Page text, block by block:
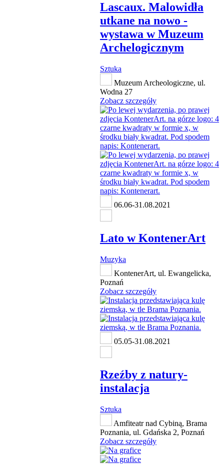
Lascaux. Malowidła
utkane na nowo -
wystawa w Muzeum
Archelogicznym
Sztuka
Muzeum Archeologiczne, ul.
Wodna 27
Zobacz szczegóły
06.06-31.08.2021
Lato w KontenerArt
Muzyka
KontenerArt, ul. Ewangelicka,
Poznań
Zobacz szczegóły
05.05-31.08.2021
Rzeźby z natury-
instalacja
Sztuka
Amfiteatr nad Cybiną, Brama
Poznania, ul. Gdańska 2, Poznań
Zobacz szczegóły